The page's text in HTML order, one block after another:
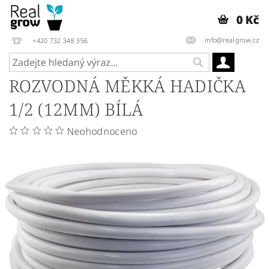
+420 732 348 356 info@realgrow.cz
0 Kč
ROZVODNÁ MĚKKÁ HADIČKA
1/2 (12MM) BÍLÁ
Neohodnoceno